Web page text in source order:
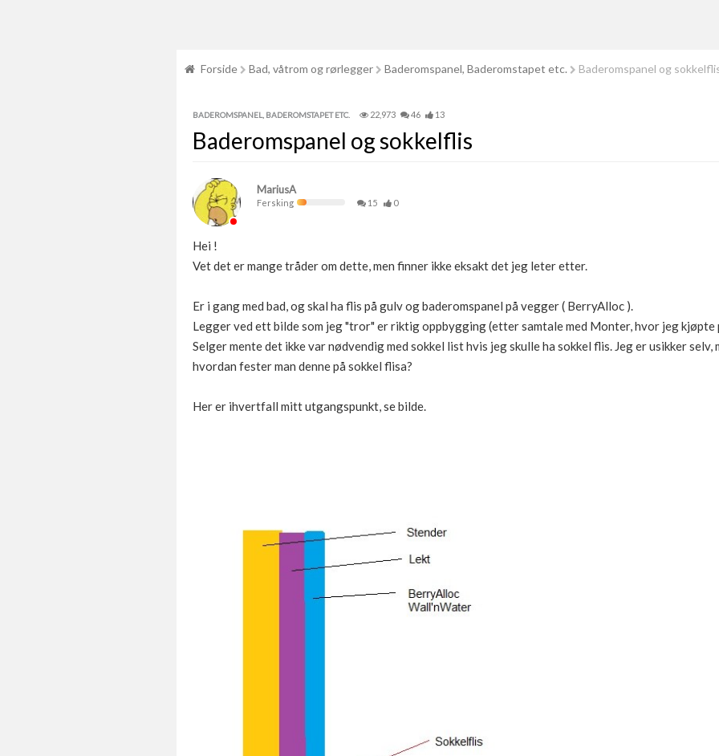
Forside Bad, våtrom og rørlegger Baderomspanel, Baderomstapet etc. Baderomspanel og
BADEROMSPANEL, BADEROMSTAPET ETC. 22,973 46 13
Baderomspanel og sokkelflis
MariusA
Fersking 15 0
Hei !
Vet det er mange tråder om dette, men finner ikke eksakt det jeg leter etter.
Er i gang med bad, og skal ha flis på gulv og baderomspanel på vegger ( BerryAlloc ).
Legger ved ett bilde som jeg "tror" er riktig oppbygging (etter samtale med Monter, hvor jeg kjøpte
Selger mente det ikke var nødvendig med sokkel list hvis jeg skulle ha sokkel flis. Jeg er usikker selv,
hvordan fester man denne på sokkel flisa?
Her er ihvertfall mitt utgangspunkt, se bilde.